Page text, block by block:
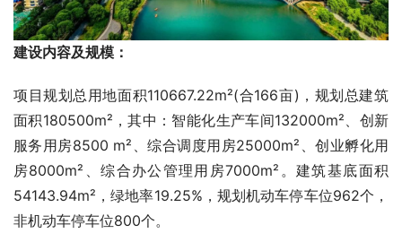
建设内容及规模：
项目规划总用地面积110667.22m²(合166亩)，规划总建筑
面积180500m²，其中：智能化生产车间132000m²、创新
服务用房8500 m²、综合调度用房25000m²、创业孵化用
房8000m²、综合办公管理用房7000m²。建筑基底面积
54143.94m²，绿地率19.25%，规划机动车停车位962个，
非机动车停车位800个。